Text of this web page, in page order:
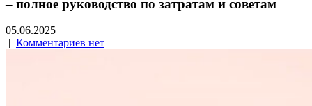
– полное руководство по затратам и советам
05.06.2025
| Комментариев нет